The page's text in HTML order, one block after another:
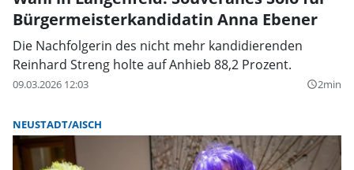
Bürgermeisterkandidatin Anna Ebener
Die Nachfolgerin des nicht mehr kandidierenden
Reinhard Streng holte auf Anhieb 88,2 Prozent.
09.03.2026 12:03 query_builder2min
NEUSTADT/AISCH